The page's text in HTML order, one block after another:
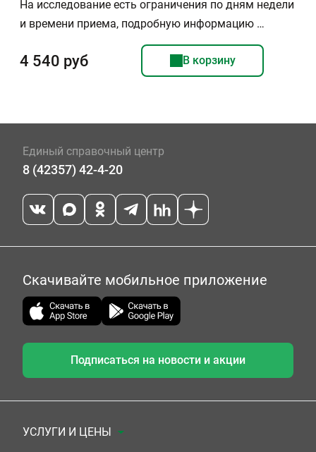
На исследование есть ограничения по дням недели
и времени приема, подробную информацию …
4 540 руб В корзину
Единый справочный центр
8 (42357) 42-4-20
Скачивайте мобильное приложение
Подписаться на новости и акции
УСЛУГИ И ЦЕНЫ